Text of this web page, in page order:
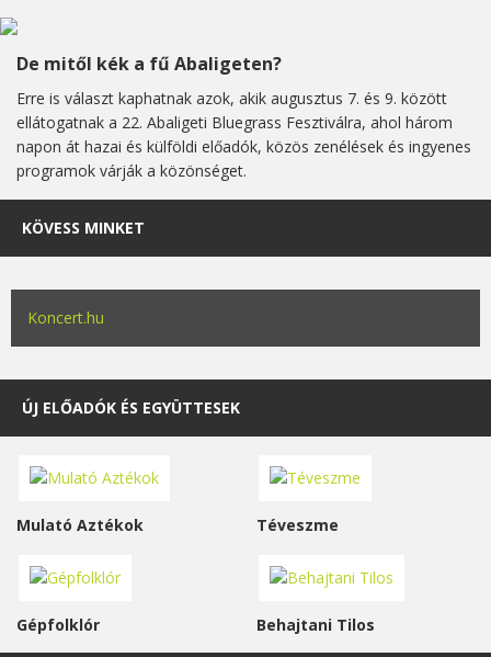
De mitől kék a fű Abaligeten?
Erre is választ kaphatnak azok, akik augusztus 7. és 9. között
ellátogatnak a 22. Abaligeti Bluegrass Fesztiválra, ahol három
napon át hazai és külföldi előadók, közös zenélések és ingyenes
programok várják a közönséget.
KÖVESS MINKET
Koncert.hu
ÚJ ELŐADÓK ÉS EGYÜTTESEK
Mulató Aztékok Téveszme
Gépfolklór Behajtani Tilos